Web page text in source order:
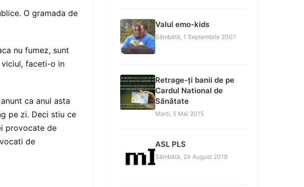
O gramada de
nu fumez, sunt
faceti-o in
ca anul asta
pe zi. Deci stiu ce
provocate de
de
Valul emo-kids
Sâmbătă, 1 Septembrie 2007
Retrage-ți banii de pe
Cardul National de
Sănătate
Marți, 5 Mai 2015
ASL PLS
Sâmbătă, 24 August 2019